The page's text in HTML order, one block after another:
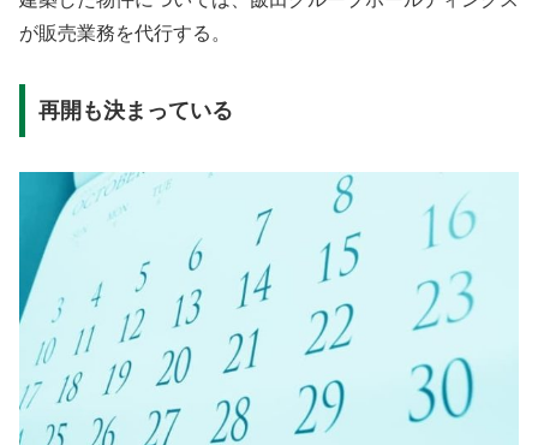
が販売業務を代行する。
再開も決まっている